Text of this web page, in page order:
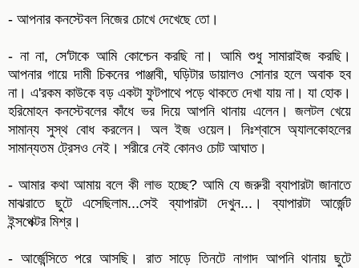
- আপনার কনস্টেবল নিজের চোখে দেখেছে তো।
- না না, সে'টাকে আমি কোশ্চেন করছি না। আমি শুধু সামারাইজ করছি।
আপনার গায়ে দামী চিকনের পাঞ্জাবী, ঘড়িটার ডায়ালও সোনার হলে অবাক হব
না। এ'রকম কাউকে বড় একটা ফুটপাথে পড়ে থাকতে দেখা যায় না। যা হোক।
হরিমোহন কনস্টেবলের কাঁধে ভর দিয়ে আপনি থানায় এলেন। জলটল খেয়ে
সামান্য সুস্থ বোধ করলেন। অল ইজ ওয়েল। নিঃশ্বাসে অ্যালকোহলের
সামান্যতম ট্রেসও নেই। শরীরে নেই কোনও চোট আঘাত।
- আমার কথা আমায় বলে কী লাভ হচ্ছে? আমি যে জরুরী ব্যাপারটা জানাতে
মাঝরাতে ছুটে এসেছিলাম...সেই ব্যাপারটা দেখুন...। ব্যাপারটা আর্জেন্ট
ইন্সপেক্টর মিশ্র।
- আর্জেন্সিতে পরে আসছি। রাত সাড়ে তিনটে নাগাদ আপনি থানায় ছুটে